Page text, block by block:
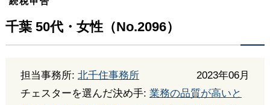
千葉 50代・女性（No.2096）
担当事務所: 北千住事務所
2023年06月
チェスターを選んだ決め手: 業務の品質が高いと